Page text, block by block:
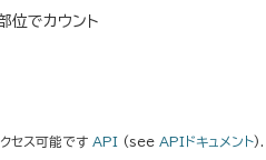
位でカウント
セス可能です API (see APIドキュメント).